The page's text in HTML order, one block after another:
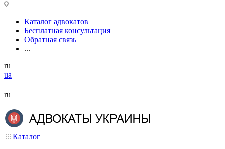
Каталог адвокатов
Бесплатная консультация
Обратная связь
...
ru
ua
ru
Каталог